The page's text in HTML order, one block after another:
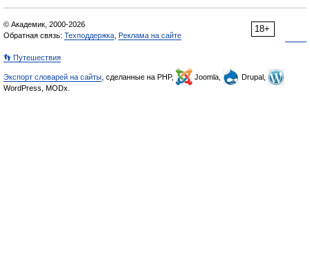
18+
© Академик, 2000-2026
Обратная связь: Техподдержка Реклама на сайте
👣 Путешествия
Экспорт словарей на сайты , сделанные на PHP, Joomla,
Drupal,
WordPress, MODx.